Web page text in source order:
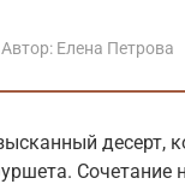
Автор: Елена Петрова
десерт,
Сочетание